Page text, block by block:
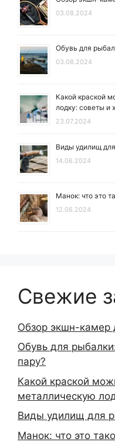
03.08.2024
Обувь для
03.08.2024
Какой краской
лодку: советы и
23.07.2024
Виды удилищ
14.06.2024
Манок: что это
12.06.2024
Свежие
Обзор экшн-камер
Обувь для
пару?
Какой краской
металлическую
Виды удилищ для
Манок: что это